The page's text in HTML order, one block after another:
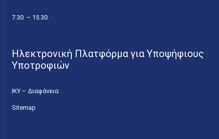
7.30 – 15.30
Ηλεκτρονική Πλατφόρμα για Υποψήφιους
Υποτροφιών
ΙΚΥ – Διαφάνεια
Sitemap